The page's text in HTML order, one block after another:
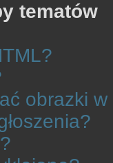
tematów
obrazki